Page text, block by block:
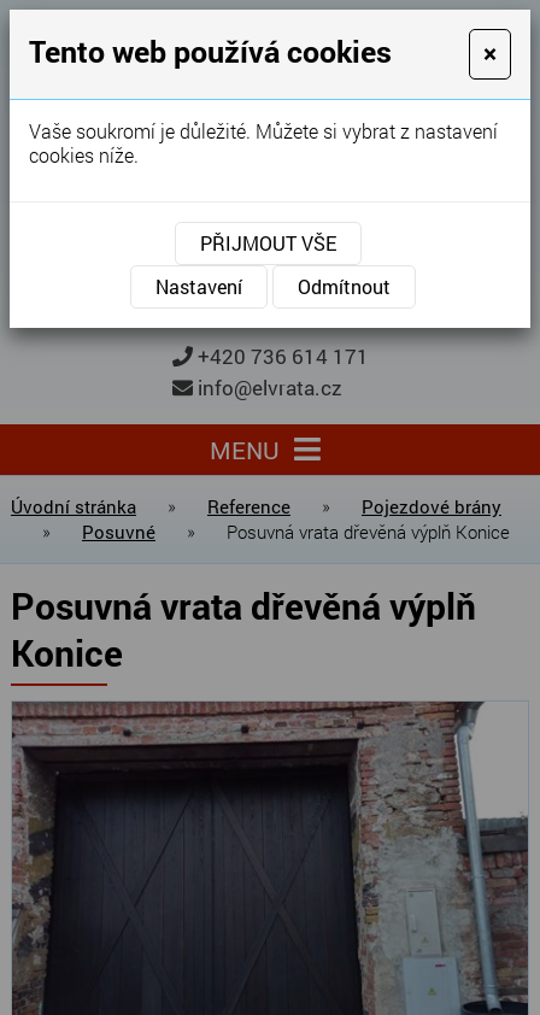
GARÁŽOVÁ VRATA
Karel Procházka
Garážová vrata, brány, ploty ...
Kontaktujte nás
KONTAKTUJTE NÁS
+420 736 614 171
info@elvrata.cz
MENU
Úvodní stránka » Reference »
Pojezdové brány
»
Posuvné » Posuvná vrata dřevěná výplň Konice
Posuvná vrata dřevěná výplň
Konice
Tento web používá cookies ×
Vaše soukromí je důležité. Můžete si vybrat z nastavení
cookies níže.
PŘIJMOUT VŠE
Nastavení
Odmítnout